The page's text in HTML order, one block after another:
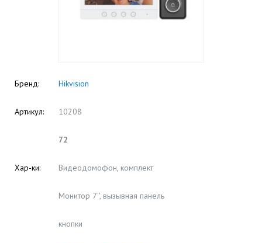
Бренд: Hikvision
Артикул: 10208
72
Хар-ки: Видеодомофон, комплект
Монитор 7'', вызывная панель
кнопки